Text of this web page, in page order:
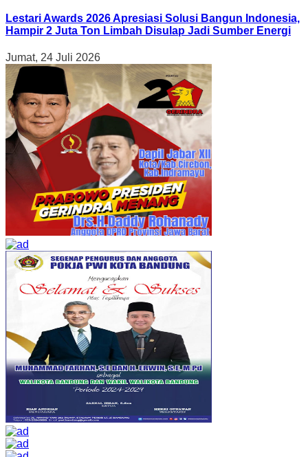
Lestari Awards 2026 Apresiasi Solusi Bangun Indonesia,
Hampir 2 Juta Ton Limbah Disulap Jadi Sumber Energi
Jumat, 24 Juli 2026